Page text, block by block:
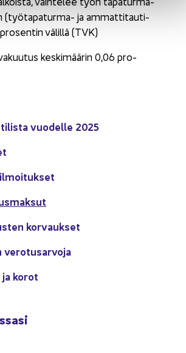
vuo­del­le 2025
kor­vauk­set
ve­ro­tusar­vo­ja
korot
(työtapaturma-​ ja am­mat­ti­tau­ti­
vä­lil­lä (TVK)
kes­ki­mää­rin 0,06 pro­